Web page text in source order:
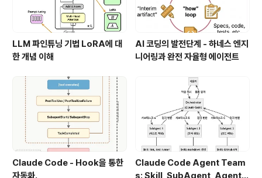
LLM 파인튜닝 기법 LoRA에 대
한 개념 이해
AI 코딩의 발전단계 - 하네스 엔지
니어링과 완전 자율형 에이전트
Claude Code - Hook을 통한
자동화.
Claude Code Agent Team
s: Skill, SubAgent, Agent T